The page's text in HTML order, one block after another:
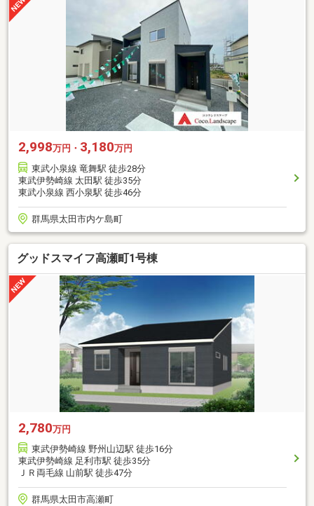
2,998万円・ 3,180万円
東武小泉線 竜舞駅 徒歩28分
東武伊勢崎線 太田駅 徒歩35分
東武小泉線 西小泉駅 徒歩46分
群馬県太田市内ケ島町
グッドスマイフ高瀬町1号棟
2,780万円
東武伊勢崎線 野州山辺駅 徒歩16分
東武伊勢崎線 足利市駅 徒歩35分
ＪＲ両毛線 山前駅 徒歩47分
群馬県太田市高瀬町